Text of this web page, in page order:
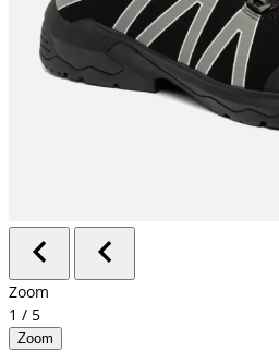
Zoom
1 / 5
Zoom